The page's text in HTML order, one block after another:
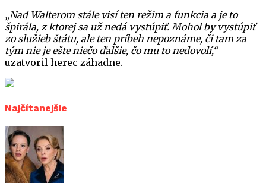
„Nad Walterom stále visí ten režim a funkcia a je to
špirála, z ktorej sa už nedá vystúpiť. Mohol by vystúpiť
zo služieb štátu, ale ten príbeh nepoznáme, či tam za
tým nie je ešte niečo ďalšie, čo mu to nedovolí,“
uzatvoril herec záhadne.
Najčítanejšie